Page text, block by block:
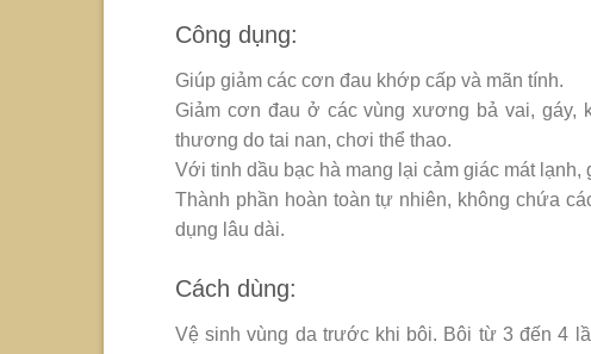
Công dụng:
Giúp giảm các cơn đau khớp cấp và mãn tính.
Giảm cơn đau ở các vùng xương bả vai, gáy,
thương do tai nan, chơi thể thao.
Với tinh dầu bạc hà mang lại cảm giác mát
Thành phần hoàn toàn tự nhiên, không chứa
dụng lâu dài.
Cách dùng:
Vệ sinh vùng da trước khi bôi. Bôi từ 3 đến 4